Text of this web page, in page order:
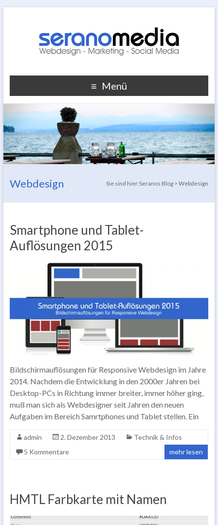
Menü
Webdesign Sie sind hier:Seranos Blog >Webdesign
Smartphone und Tablet-
Auflösungen 2015
Bildschirmauflösungen für Responsive Webdesign im Jahre
2014. Nachdem die Entwicklung in den 2000er Jahren bei
Desktop-PCs in Richtung immer breiter, immer höher ging,
muß man sich als Webdesigner seit Jahren den neuen
Aufgaben im Bereich Samrtphones und Tablet stellen. Ein
admin 2. Dezember 2013
Technik & Infos
5 Kommentare
mehr lesen
HMTL Farbkarte mit Namen